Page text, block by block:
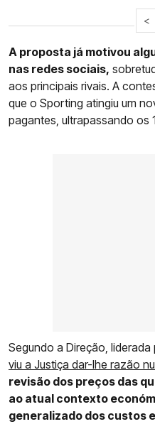
<
A proposta já motivou
nas redes sociais,
aos principais rivais. A
que o Sporting atingiu um
pagantes, ultrapassando os
Segundo a Direção, liderada
viu a Justiça dar-lhe razão
revisão dos preços das
ao atual contexto
generalizado dos custos